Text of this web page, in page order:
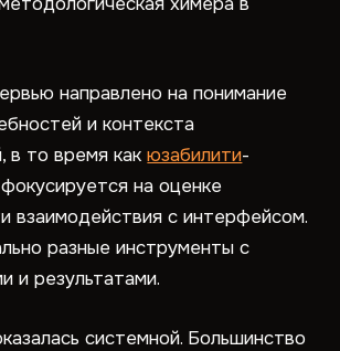
направлено на понимание
и контекста
в то время какюзабилити-
на оценке
взаимодействия с интерфейсом.
разные инструменты с
и результатами.
системной. Большинство